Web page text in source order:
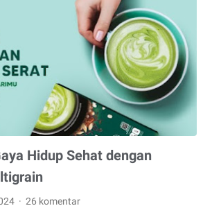
Hidup Sehat dengan
26 komentar